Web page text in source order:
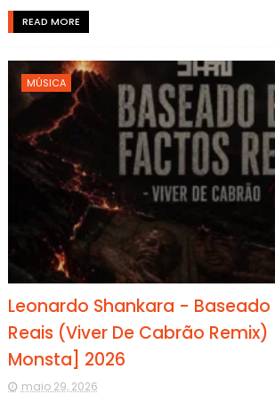
READ MORE
MÚSICA
Leonardo Shankara - Baseado
Reais (Viver De Cabrão
Monsta] 2026
maio 29, 2026